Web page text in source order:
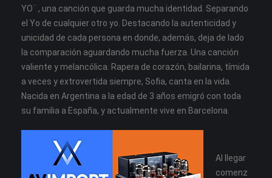
YO¨ , una canción que guarda mucha identidad. Separando
el Yo de cualquier otro yo. Destacando la autenticidad y
unicidad de cada persona en donde, además, deja de lado
la comparación aguardando mucha fuerza. Una canción
valiente y melancólica. Rapera de corazón, bailarina, tímida
a veces y extrovertida siempre, Sofia, canta en la vida.
Nacida en Argentina a la edad de 3 años emigró con toda
su familia a España, y actualmente vive en Barcelona.
Al llegar
comenz